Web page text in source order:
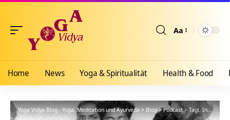
Aa
Home News Yoga & Spiritualität Health & Food
Yoga Vidya Blog - Yoga, Meditation und Ayurveda>Blog>Podcast>Tägl. Inspiration